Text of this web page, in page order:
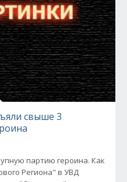
свыше 3
партию героина. Как
Региона" в УВД